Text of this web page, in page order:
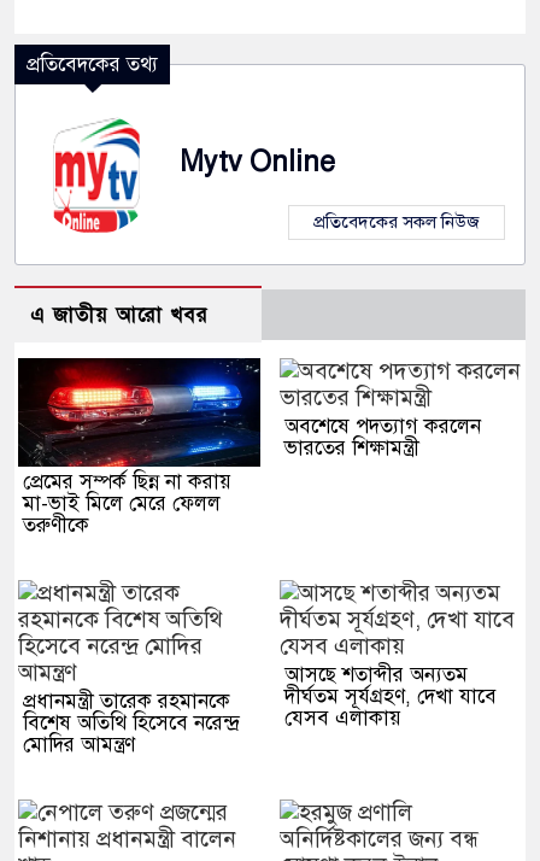
প্রতিবেদকের তথ্য
Mytv Online
প্রতিবেদকের সকল নিউজ
এ জাতীয় আরো খবর
প্রেমের সম্পর্ক ছিন্ন না করায়
মা-ভাই মিলে মেরে ফেলল
তরুণীকে
অবশেষে পদত্যাগ করলেন
ভারতের শিক্ষামন্ত্রী
প্রধানমন্ত্রী তারেক রহমানকে
বিশেষ অতিথি হিসেবে নরেন্দ্র
মোদির আমন্ত্রণ
আসছে শতাব্দীর অন্যতম
দীর্ঘতম সূর্যগ্রহণ, দেখা যাবে
যেসব এলাকায়